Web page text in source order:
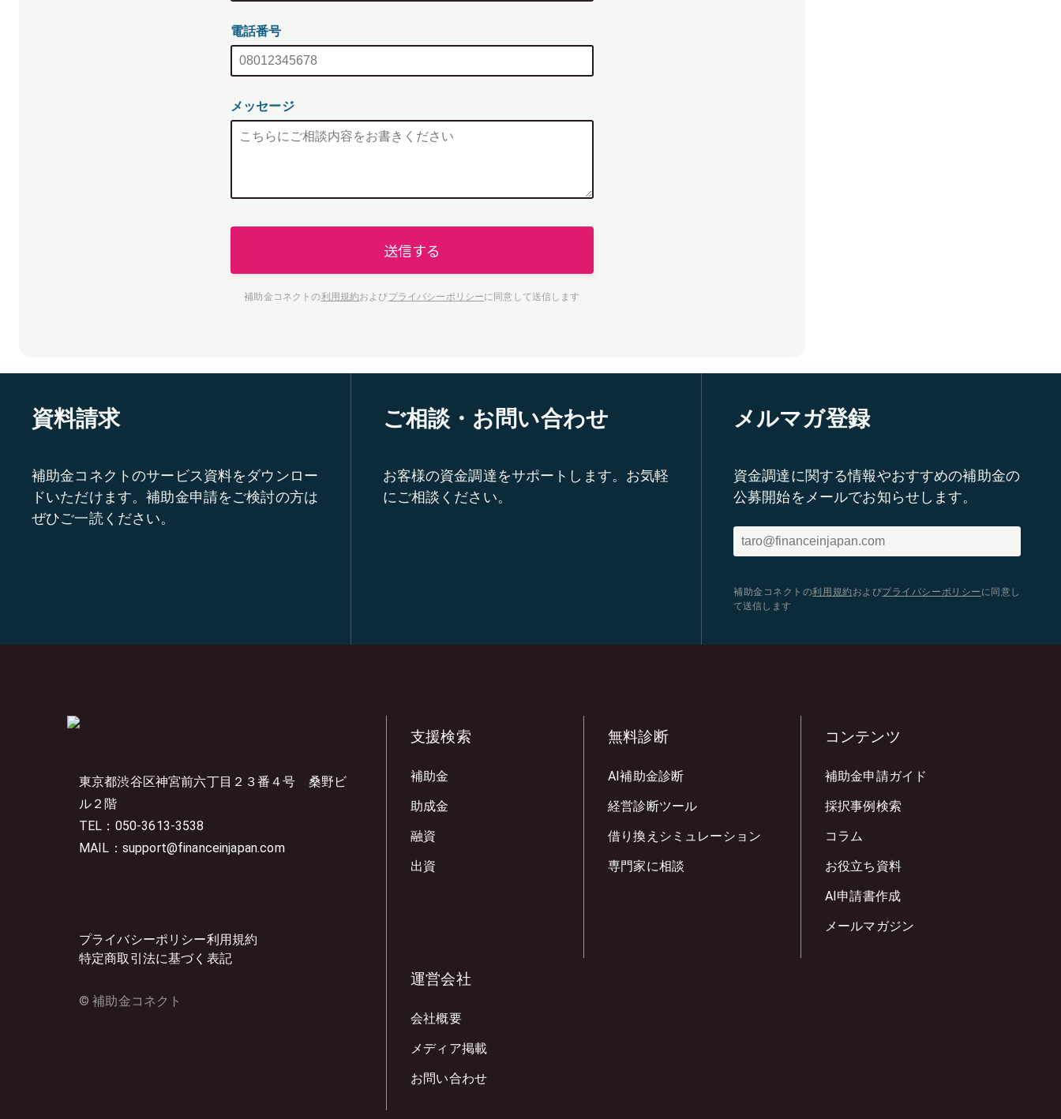
電話番号
メッセージ
送信する
補助金コネクトの利用規約およびプライバシーポリシーに同意して送信します
資料請求
補助金コネクトのサービス資料をダウンロー
ドいただけます。補助金申請をご検討の方は
ぜひご一読ください。
ご相談・お問い合わせ
お客様の資金調達をサポートします。お気軽
にご相談ください。
メルマガ登録
資金調達に関する情報やおすすめの補助金の
公募開始をメールでお知らせします。
補助金コネクトの利用規約 およびプライバシーポリシー に同意し
て送信します
東京都渋谷区神宮前六丁目２３番４号 桑野ビ
ル２階
TEL：050-3613-3538
MAIL：support@financeinjapan.com
プライバシーポリシー利用規約
特定商取引法に基づく表記
© 補助金コネクト
支援検索
補助金
助成金
融資
出資
無料診断
AI補助金診断
経営診断ツール
借り換えシミュレーション
専門家に相談
コンテンツ
補助金申請ガイド
採択事例検索
コラム
お役立ち資料
AI申請書作成
メールマガジン
運営会社
会社概要
メディア掲載
お問い合わせ